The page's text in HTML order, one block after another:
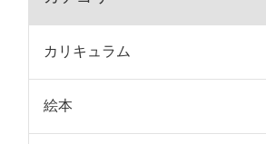
カリキュラム
絵本